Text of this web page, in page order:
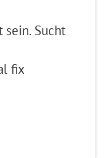
sein. Sucht
fix